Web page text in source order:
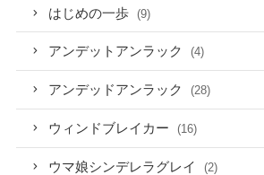
はじめの一歩 (9)
アンデットアンラック (4)
アンデッドアンラック (28)
ウィンドブレイカー (16)
ウマ娘シンデレラグレイ (2)